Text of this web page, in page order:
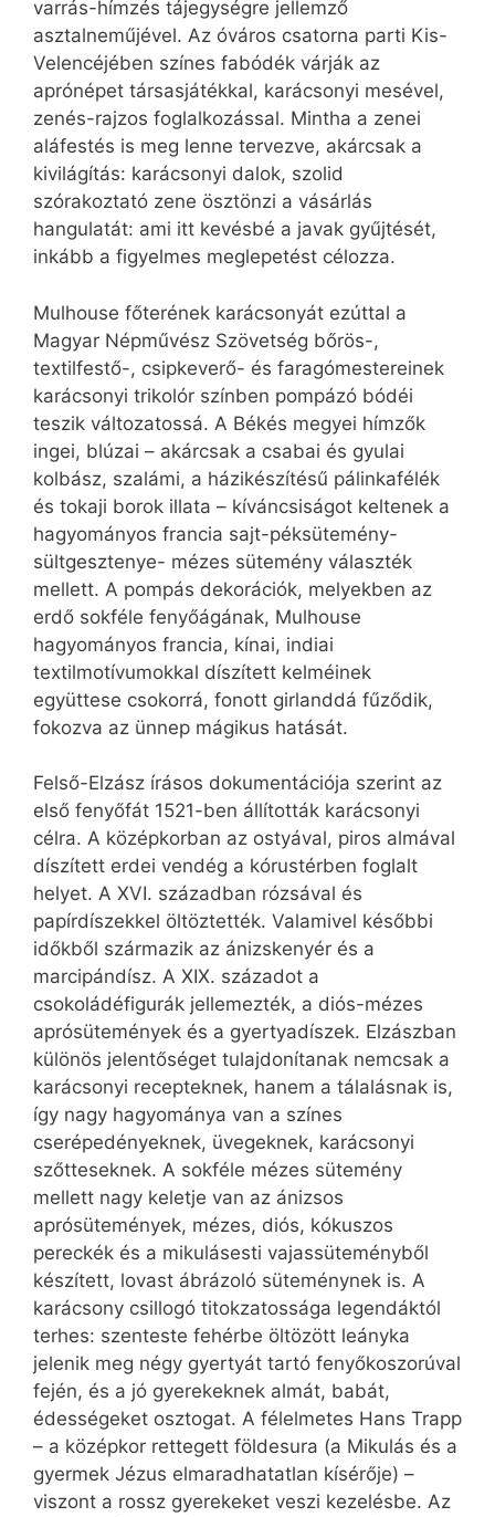
varrás-hímzés tájegységre jellemző
asztalneműjével. Az óváros csatorna parti Kis-
Velencéjében színes fabódék várják az
aprónépet társasjátékkal, karácsonyi mesével,
zenés-rajzos foglalkozással. Mintha a zenei
aláfestés is meg lenne tervezve, akárcsak a
kivilágítás: karácsonyi dalok, szolid
szórakoztató zene ösztönzi a vásárlás
hangulatát: ami itt kevésbé a javak gyűjtését,
inkább a figyelmes meglepetést célozza.
Mulhouse főterének karácsonyát ezúttal a
Magyar Népművész Szövetség bőrös-,
textilfestő-, csipkeverő- és faragómestereinek
karácsonyi trikolór színben pompázó bódéi
teszik változatossá. A Békés megyei hímzők
ingei, blúzai – akárcsak a csabai és gyulai
kolbász, szalámi, a házikészítésű pálinkafélék
és tokaji borok illata – kíváncsiságot keltenek a
hagyományos francia sajt-péksütemény-
sültgesztenye- mézes sütemény választék
mellett. A pompás dekorációk, melyekben az
erdő sokféle fenyőágának, Mulhouse
hagyományos francia, kínai, indiai
textilmotívumokkal díszített kelméinek
együttese csokorrá, fonott girlanddá fűződik,
fokozva az ünnep mágikus hatását.
Felső-Elzász írásos dokumentációja szerint az
első fenyőfát 1521-ben állították karácsonyi
célra. A középkorban az ostyával, piros almával
díszített erdei vendég a kórustérben foglalt
helyet. A XVI. században rózsával és
papírdíszekkel öltöztették. Valamivel későbbi
időkből származik az ánizskenyér és a
marcipándísz. A XIX. századot a
csokoládéfigurák jellemezték, a diós-mézes
aprósütemények és a gyertyadíszek. Elzászban
különös jelentőséget tulajdonítanak nemcsak a
karácsonyi recepteknek, hanem a tálalásnak is,
így nagy hagyománya van a színes
cserépedényeknek, üvegeknek, karácsonyi
szőtteseknek. A sokféle mézes sütemény
mellett nagy keletje van az ánizsos
aprósütemények, mézes, diós, kókuszos
pereckék és a mikulásesti vajassüteményből
készített, lovast ábrázoló süteménynek is. A
karácsony csillogó titokzatossága legendáktól
terhes: szenteste fehérbe öltözött leányka
jelenik meg négy gyertyát tartó fenyőkoszorúval
fején, és a jó gyerekeknek almát, babát,
édességeket osztogat. A félelmetes Hans Trapp
– a középkor rettegett földesura (a Mikulás és a
gyermek Jézus elmaradhatatlan kísérője) –
viszont a rossz gyerekeket veszi kezelésbe. Az